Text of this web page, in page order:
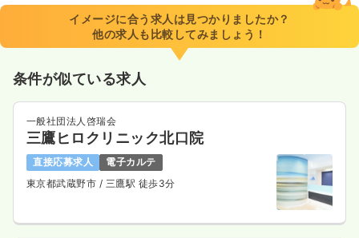
8:30～17:30（休憩60分）
年間休日124日
4週8休以上 ブランク可
第二新卒可
日勤のみ（パート） 一時募集休止
給与 時給1,800円
ブランク可
第二新卒可 時給1,800円以上可
イメージに合う求人は見つかりましたか？
他の求人も比較してみましょう！
条件が似ている求人
一般社団法人啓瑞会
三鷹ヒロクリニック北口院
直接応募求人
電子カルテ
東京都武蔵野市 / 三鷹駅 徒歩3分